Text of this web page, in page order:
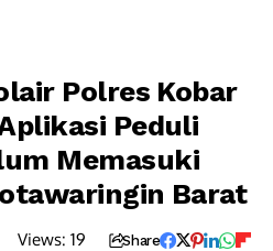
Polres Kobar
Peduli
Memasuki
Barat
Views: 19 Share